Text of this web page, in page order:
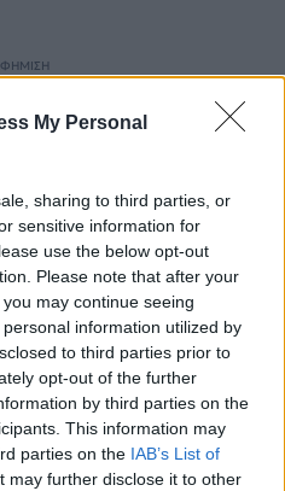
My Personal
sharing to third parties, or
sensitive information for
use the below opt-out
Please note that after your
may continue seeing
information utilized by
to third parties prior to
opt-out of the further
by third parties on the
This information may
parties on the IAB’s List of
may further disclose it to other